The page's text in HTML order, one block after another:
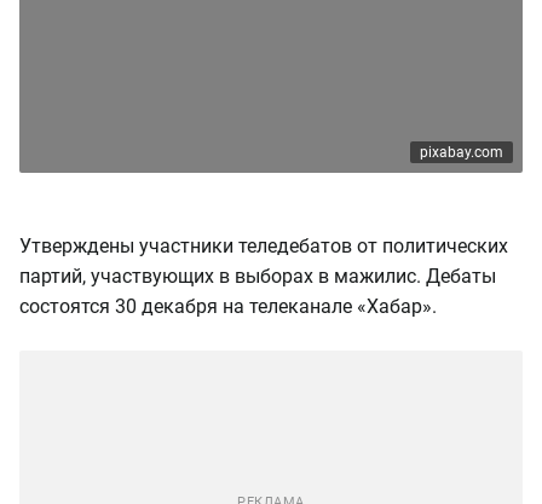
pixabay.com
Утверждены участники теледебатов от политических
партий, участвующих в выборах в мажилис. Дебаты
состоятся 30 декабря на телеканале «Хабар».